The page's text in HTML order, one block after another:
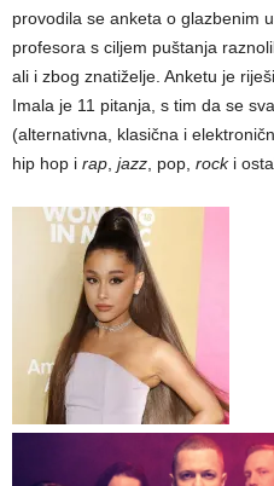
provodila se anketa o glazbenim
profesora s ciljem puštanja
ali i zbog znatiželje. Anketu je
Imala je 11 pitanja, s tim da se
(alternativna, klasična i
hip hop i rap jazz , pop, rocki